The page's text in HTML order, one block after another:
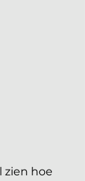
zien hoe